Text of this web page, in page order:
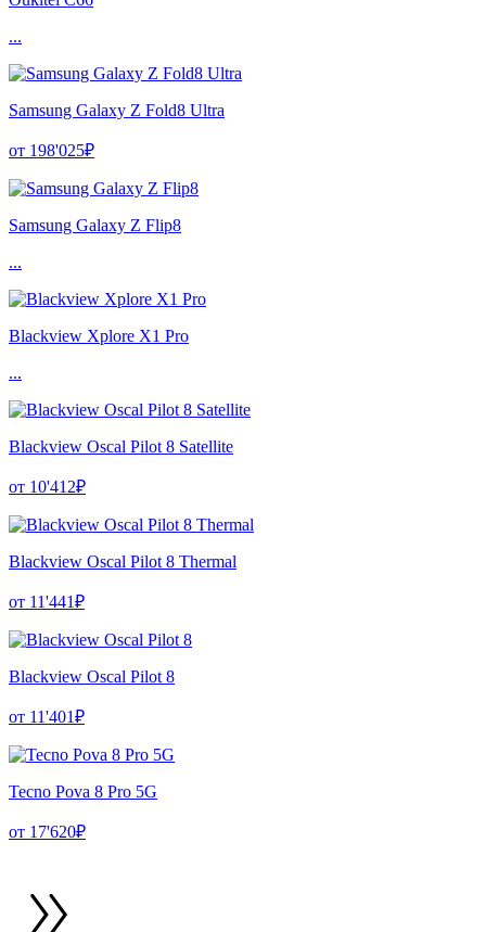
...
Samsung Galaxy Z Fold8 Ultra
от 198'025₽
Samsung Galaxy Z Flip8
...
Blackview Xplore X1 Pro
...
Blackview Oscal Pilot 8 Satellite
от 10'412₽
Blackview Oscal Pilot 8 Thermal
от 11'441₽
Blackview Oscal Pilot 8
от 11'401₽
Tecno Pova 8 Pro 5G
от 17'620₽